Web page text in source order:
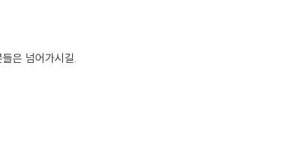
은 넘어가시길.